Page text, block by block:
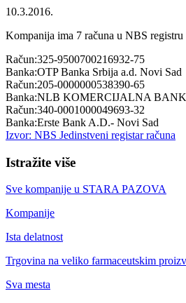
10.3.2016.
Kompanija ima 7 računa u NBS registru
Račun:325-9500700216932-75
Banka:OTP Banka Srbija a.d. Novi Sad
Račun:205-0000000538390-65
Banka:NLB KOMERCIJALNA
Račun:340-0001000049693-32
Banka:Erste Bank A.D.- Novi Sad
Izvor: NBS Jedinstveni registar računa
Istražite više
Sve kompanije u STARA PAZOVA
Kompanije
Ista delatnost
Trgovina na veliko farmaceutskim
Sva mesta